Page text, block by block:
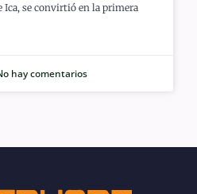
Ica, se convirtió en la primera
hay comentarios